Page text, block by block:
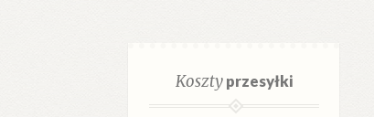
Kosztyprzesyłki